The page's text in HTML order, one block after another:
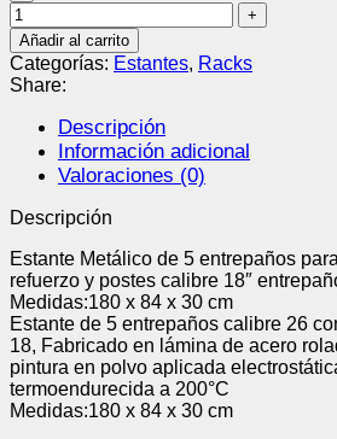
Añadir al carrito
Categorías: Estantes, Racks
Share:
Descripción
Información adicional
Valoraciones (0)
Descripción
Estante Metálico de 5 entrepaños
refuerzo y postes calibre 18″
Medidas:180 x 84 x 30 cm
Estante de 5 entrepaños calibre 26
18, Fabricado en lámina de acero
pintura en polvo aplicada
termoendurecida a 200°C
Medidas:180 x 84 x 30 cm